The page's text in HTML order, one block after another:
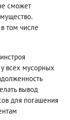
сможет
в том числе
у всех мусорных
вывод
для погашения